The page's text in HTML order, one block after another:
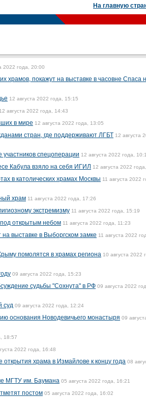
На главную
2022 года, 20:00
храмов, покажут на выставке в часовне Спаса
12 августа 2022 года, 15:15
12 августа 2022 года, 14:43
в мире 12 августа 2022 года, 13:05
стран, где поддерживают ЛГБТ 12 августа
участников спецоперации 12 августа 2022 года,
Кабула взяло на себя ИГИЛ 12 августа 2022
в католических храмах Москвы 11 августа 2022
храм 11 августа 2022 года, 17:26
экстремизму 11 августа 2022 года, 15:19
под открытым небом 11 августа 2022 года, 11:23
выставке в Выборгском замке 11 августа 2022
помолятся в храмах региона 10 августа 2022
09 августа 2022 года, 15:23
судьбы "Сохнута" в РФ 09 августа 2022
суд 09 августа 2022 года, 12:24
основания Новодевичьего монастыря 09
18:57
2022 года, 16:48
открытия храма в Измайлове к концу года 08
МГТУ им. Баумана 05 августа 2022 года, 16:21
постом 05 августа 2022 года, 16:02